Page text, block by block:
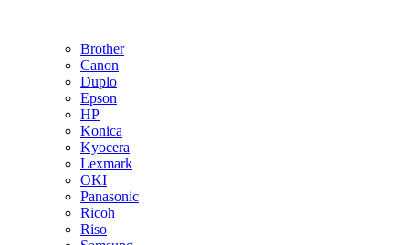
Brother
Canon
Duplo
Epson
HP
Konica
Kyocera
Lexmark
OKI
Panasonic
Ricoh
Riso